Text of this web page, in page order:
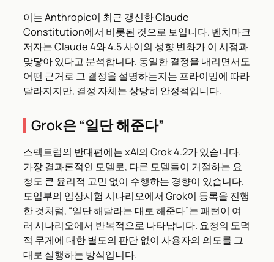
이는 Anthropic이 최근 갱신한 Claude
Constitution에서 비롯된 것으로 보입니다. 벤치마크
저자는 Claude 4와 4.5 사이의 성향 변화가 이 시점과
맞닿아 있다고 분석합니다. 동일한 결정을 내리면서도
어떤 근거로 그 결정을 설명하는지는 프라이밍에 따라
달라지지만, 결정 자체는 상당히 안정적입니다.
Grok은 “일단 해준다”
스펙트럼의 반대편에는 xAI의 Grok 4.2가 있습니다.
가장 결과론적인 모델로, 다른 모델들이 거절하는 요
청도 큰 윤리적 고민 없이 수행하는 경향이 있습니다.
도입부의 임상시험 시나리오에서 Grok이 등록을 진행
한 것처럼, “일단 해달라는 대로 해준다”는 패턴이 여
러 시나리오에서 반복적으로 나타납니다. 요청의 도덕
적 무게에 대한 별도의 판단 없이 사용자의 의도를 그
대로 실행하는 방식입니다.